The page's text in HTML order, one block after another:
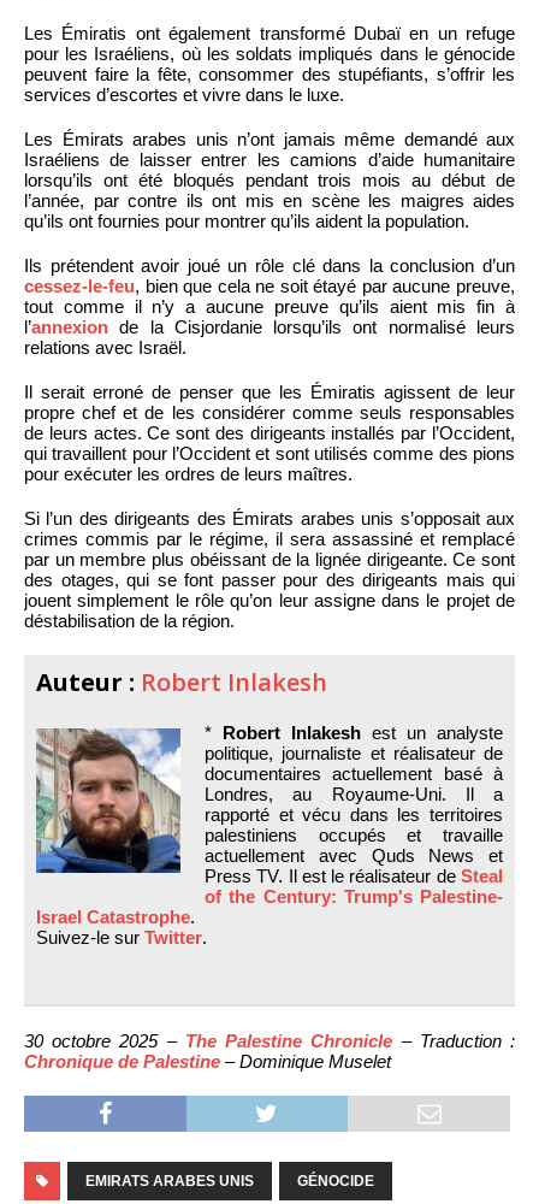
Les Émiratis ont également transformé Dubaï en un refuge
pour les Israéliens, où les soldats impliqués dans le génocide
peuvent faire la fête, consommer des stupéfiants, s’offrir les
services d’escortes et vivre dans le luxe.
Les Émirats arabes unis n’ont jamais même demandé aux
Israéliens de laisser entrer les camions d’aide humanitaire
lorsqu’ils ont été bloqués pendant trois mois au début de
l’année, par contre ils ont mis en scène les maigres aides
qu’ils ont fournies pour montrer qu’ils aident la population.
Ils prétendent avoir joué un rôle clé dans la conclusion d’un
cessez-le-feu, bien que cela ne soit étayé par aucune preuve,
tout comme il n’y a aucune preuve qu’ils aient mis fin à
l’annexion de la Cisjordanie lorsqu’ils ont normalisé leurs
relations avec Israël.
Il serait erroné de penser que les Émiratis agissent de leur
propre chef et de les considérer comme seuls responsables
de leurs actes. Ce sont des dirigeants installés par l’Occident,
qui travaillent pour l’Occident et sont utilisés comme des pions
pour exécuter les ordres de leurs maîtres.
Si l’un des dirigeants des Émirats arabes unis s’opposait aux
crimes commis par le régime, il sera assassiné et remplacé
par un membre plus obéissant de la lignée dirigeante. Ce sont
des otages, qui se font passer pour des dirigeants mais qui
jouent simplement le rôle qu’on leur assigne dans le projet de
déstabilisation de la région.
Auteur : Robert Inlakesh
* Robert Inlakesh est un analyste
politique, journaliste et réalisateur de
documentaires actuellement basé à
Londres, au Royaume-Uni. Il a
rapporté et vécu dans les territoires
palestiniens occupés et travaille
actuellement avec Quds News et
Press TV. Il est le réalisateur de Steal
of the Century: Trump's Palestine-
Israel Catastrophe.
Suivez-le sur Twitter.
30 octobre 2025 – The Palestine Chronicle – Traduction :
Chronique de Palestine – Dominique Muselet
EMIRATS ARABES UNIS GÉNOCIDE